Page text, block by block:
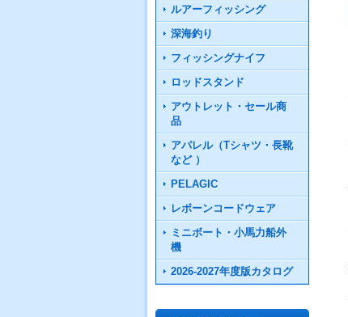
ルアーフィッシング
深海釣り
フィッシングナイフ
ロッドスタンド
アウトレット・セール商
品
アパレル（Tシャツ・長靴
など ）
PELAGIC
レボーンコードウェア
ミニボート・小馬力船外
機
2026-2027年度版カタログ